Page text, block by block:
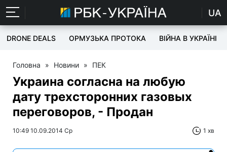
UA
DRONE DEALS ОРМУЗЬКА ПРОТОКА ВІЙНА В УКРАЇНІ
Головна » Новини » ПЕК
Украина согласна на любую
дату трехсторонних газовых
переговоров, - Продан
10:49 10.09.2014 Ср 1 хв